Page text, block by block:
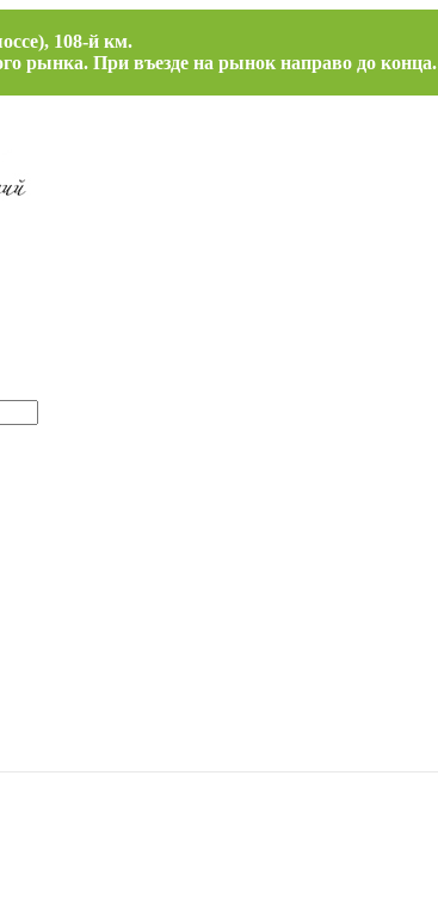
108-й км.
рынка. При въезде на рынок направо до конца.